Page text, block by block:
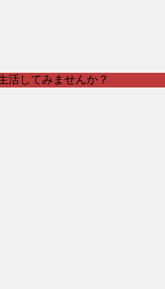
活してみませんか？